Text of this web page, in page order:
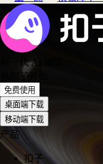
新一代 AI 团队
从扣子开始
免费使用
桌面端下载
移动端下载
产品
扣子